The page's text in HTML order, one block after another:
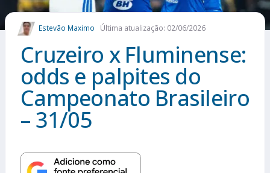
MAIS ESPORTES
Estevão Maximo Última atualização: 02/06/2026
Cruzeiro x Fluminense:
odds e palpites do
Campeonato Brasileiro
– 31/05